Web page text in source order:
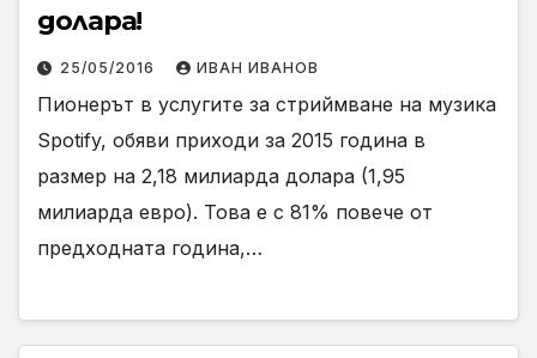
долара!
25/05/2016 ИВАН ИВАНОВ
Пионерът в услугите за стриймване на музика
Spotify, обяви приходи за 2015 година в
размер на 2,18 милиарда долара (1,95
милиарда евро). Това е с 81% повече от
предходната година,…